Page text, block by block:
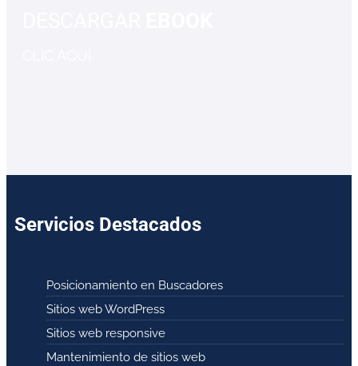
Servicios Destacados
Posicionamiento en Buscadores
Sitios web WordPress
Sitios web responsive
Mantenimiento de sitios web